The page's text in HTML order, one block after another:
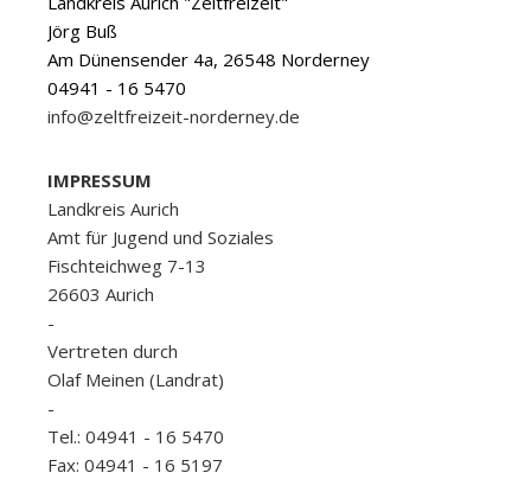
Jörg Buß
Am Dünensender 4a, 26548 Norderney
04941 - 16 5470
info@zeltfreizeit-norderney.de
IMPRESSUM
Landkreis Aurich
Amt für Jugend und Soziales
Fischteichweg 7-13
26603 Aurich
-
Vertreten durch
Olaf Meinen (Landrat)
-
Tel.: 04941 - 16 5470
Fax: 04941 - 16 5197